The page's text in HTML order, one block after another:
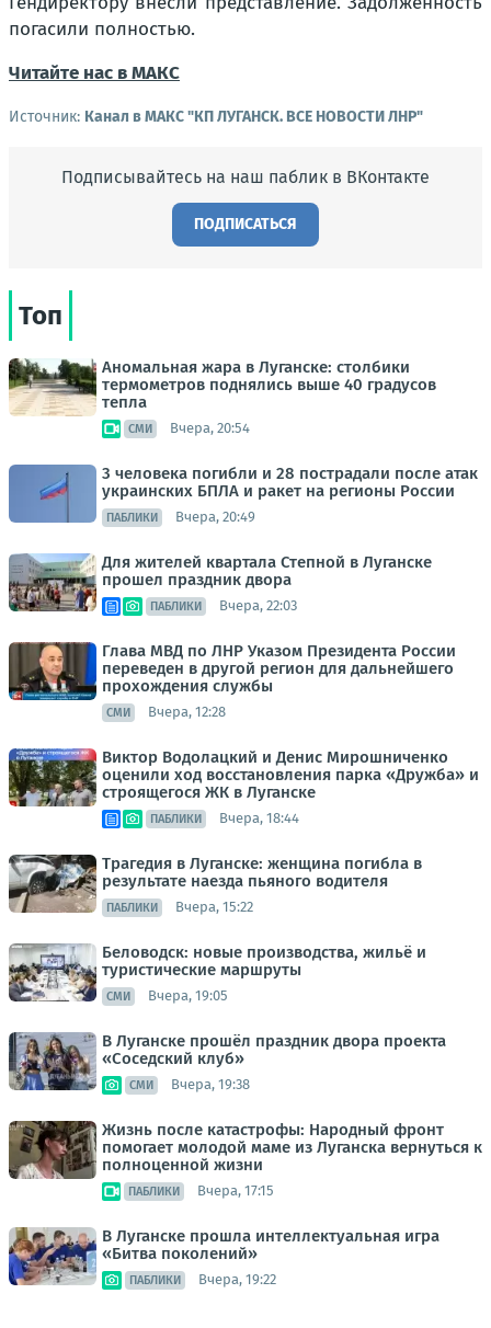
погасили полностью.
Читайте нас в МАКС
Источник: Канал в МАКС "КП ЛУГАНСК. ВСЕ НОВОСТИ ЛНР"
Подписывайтесь на наш паблик в ВКонтакте
ПОДПИСАТЬСЯ
Топ
Аномальная жара в Луганске: столбики
термометров поднялись выше 40 градусов
тепла
СМИ Вчера, 20:54
3 человека погибли и 28 пострадали после атак
украинских БПЛА и ракет на регионы России
ПАБЛИКИ Вчера, 20:49
Для жителей квартала Степной в Луганске
прошел праздник двора
ПАБЛИКИ Вчера, 22:03
Глава МВД по ЛНР Указом Президента России
переведен в другой регион для дальнейшего
прохождения службы
СМИ Вчера, 12:28
Виктор Водолацкий и Денис Мирошниченко
оценили ход восстановления парка «Дружба» и
строящегося ЖК в Луганске
ПАБЛИКИ Вчера, 18:44
Трагедия в Луганске: женщина погибла в
результате наезда пьяного водителя
ПАБЛИКИ Вчера, 15:22
Беловодск: новые производства, жильё и
туристические маршруты
СМИ Вчера, 19:05
В Луганске прошёл праздник двора проекта
«Соседский клуб»
СМИ Вчера, 19:38
Жизнь после катастрофы: Народный фронт
помогает молодой маме из Луганска вернуться к
полноценной жизни
ПАБЛИКИ Вчера, 17:15
В Луганске прошла интеллектуальная игра
«Битва поколений»
ПАБЛИКИ Вчера, 19:22